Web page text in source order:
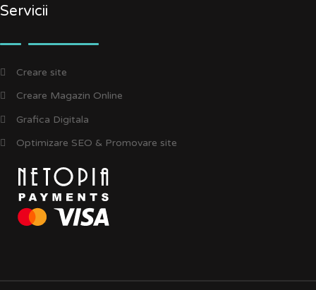
Servicii
Creare site
Creare Magazin Online
Grafica Digitala
Optimizare SEO & Promovare site